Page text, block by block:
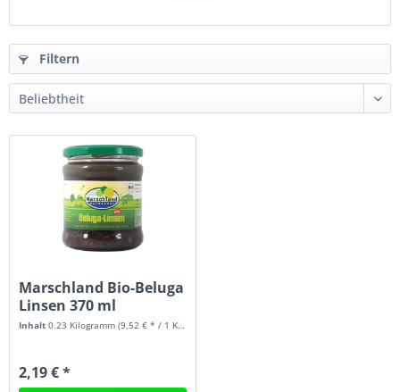
Filtern
Marschland Bio-Beluga
Linsen 370 ml
Inhalt0.23 Kilogramm(9,52 € * / 1 Kilogramm)
2,19 € *